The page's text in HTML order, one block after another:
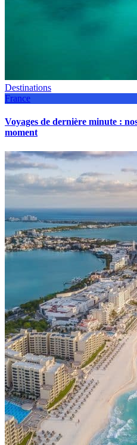
Destinations
France
Voyages de dernière minute :
moment